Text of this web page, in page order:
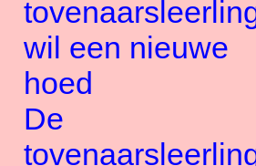
wil een nieuwe
hoed
De